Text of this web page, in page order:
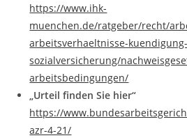
https://www.ihk-
muenchen.de/ratgeber/recht/
arbeitsverhaeltnisse-kuendigung-
sozialversicherung/
arbeitsbedingungen/
„Urteil finden Sie hier“
https://
azr-4-21/